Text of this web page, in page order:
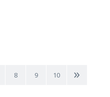
8 9 10 >